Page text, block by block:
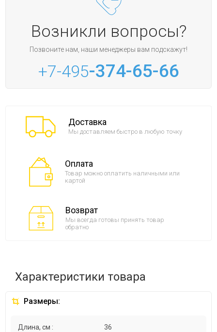
Возникли вопросы?
Позвоните нам, наши менеджеры вам подскажут!
+7-495-374-65-66
Доставка
Мы доставляем быстро в любую точку
Оплата
Товар можно оплатить наличными или
картой
Возврат
Мы всегда готовы принять товар
обратно
Характеристики товара
Размеры:
Длина, см : 36